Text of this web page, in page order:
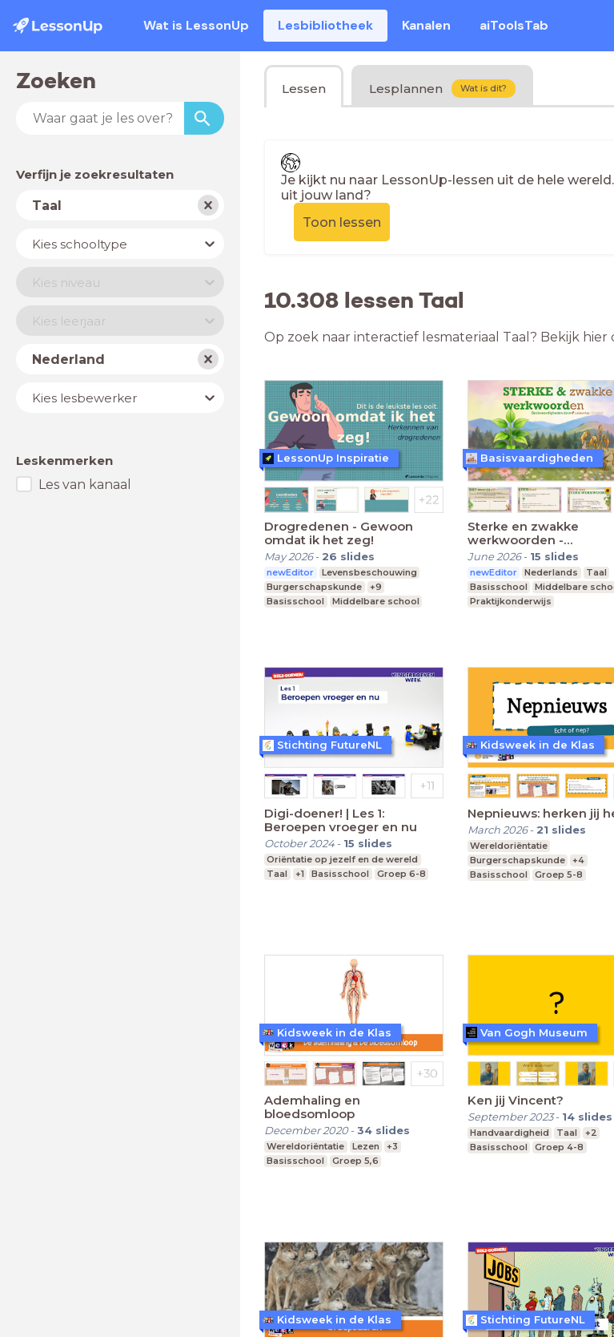
Wat is LessonUp Lesbibliotheek Kanalen aiToolsTab
Zoeken
Verfijn je zoekresultaten
VakTaal
Schooltype
Kies schooltype
Niveau
Kies niveau
JaarKies leerjaar
LandNederland
Lesbewerker
Kies lesbewerker
Leskenmerken
Les van kanaal
Lessen Lesplannen Wat is dit?
Je kijkt nu naar LessonUp-lessen uit de hele
uit jouw land?
Toon lessen
10.308 lessen Taal
Op zoek naar interactief lesmateriaal Taal? Bekijk
Drogredenen - Gewoon
omdat ik het zeg!
May 2026- 26 slides
newEditor
Levensbeschouwing
Burgerschapskunde
+9
Basisschool
Middelbare school
LessonUp Inspiratie
Sterke en zwakke
werkwoorden -
Basisvaardigheden
June 2026- 15 slides
newEditor Nederlands
Taal
Basisschool
Middelbare
Praktijkonderwijs
Basisvaardigheden
Digi-doener! | Les 1:
Beroepen vroeger en nu
October 2024- 15 slides
Oriëntatie op jezelf en de wereld
Taal
+1 Basisschool Groep 6-8
Stichting FutureNL
Nepnieuws: herken jij
March 2026- 21 slides
Wereldoriëntatie
Burgerschapskunde
+4
Basisschool
Groep 5-8
Kidsweek in de Klas
Ademhaling en
bloedsomloop
December 2020-34 slides
Wereldoriëntatie Lezen
+3
Basisschool
Groep 5,6
Kidsweek in de Klas
Ken jij Vincent?
September 2023- 14 slides
Handvaardigheid Taal
+2
Basisschool
Groep 4-8
Van Gogh Museum
Kidsweek in de Klas Stichting FutureNL